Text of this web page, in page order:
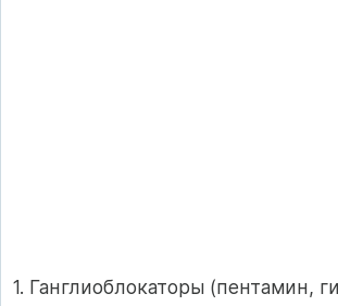
1. Ганглиоблокаторы (пентамин,